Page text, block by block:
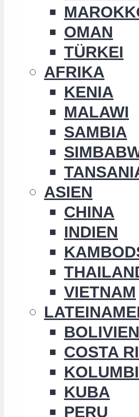
OMAN
TÜRKEI
AFRIKA
KENIA
MALAWI
SAMBIA
ASIEN
CHINA
INDIEN
VIETNAM
BOLIVIEN
COSTA
KUBA
PERU